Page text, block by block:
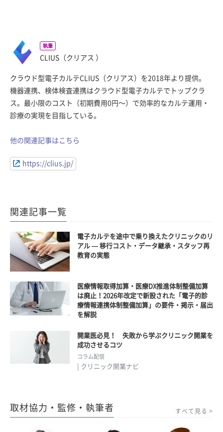
執筆
CLIUS（クリアス ）
クラウド型電子カルテCLIUS（クリアス）を2018年より提供。
機器連携、検体検査連携はクラウド型電子カルテでトップクラ
ス。最小限のコスト（初期費用0円〜）で効率的なカルテ運用・
診療の実現を目指している。
他の関連記事はこちら
https://clius.jp/
関連記事一覧
電子カルテを途中で乗り換えたクリニックのリ
アル — 移行コスト・データ継承・スタッフ再
教育の実態
医療情報取得加算・医療DX推進体制整備加算
は廃止！2026年改定で新設された「電子的診
療情報連携体制整備加算」の要件・掲示・届出
を解説
開業医必見！ 失敗から学ぶクリニック開業を
成功させるコツ
コラム配信
| クリニック開業ナビ
取材協力・監修・執筆者 すべて見る